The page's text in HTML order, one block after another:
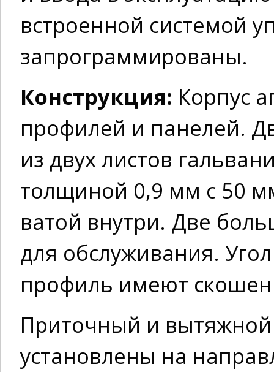
встроенной системой
запрограммированы.
Конструкция: Корпус
профилей и панелей.
из двух листов
толщиной 0,9 мм с 50
ватой внутри. Две
для обслуживания.
профиль имеют
Приточный и
установлены на